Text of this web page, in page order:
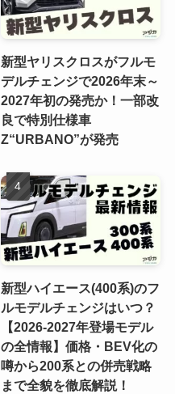
新型ヤリスクロスがフルモ
デルチェンジで2026年末～
2027年初の発売か！一部改
良で特別仕様車
Z“URBANO”が発売
新型ハイエース(400系)のフ
ルモデルチェンジはいつ？
【2026-2027年登場モデル
の全情報】価格・BEV化の
噂から200系との併売戦略
まで全貌を徹底解説！